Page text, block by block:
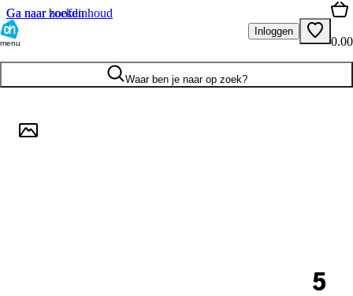
Ga naar hoofdinhoud
Ga naar zoeken
menu
Inloggen
0.00
Waar ben je naar op zoek?
5